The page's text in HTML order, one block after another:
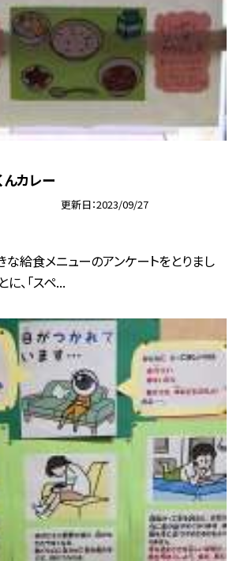
んカレー
更新日 2023/09/27
給食メニューのアンケートをとりまし
、「スペ...